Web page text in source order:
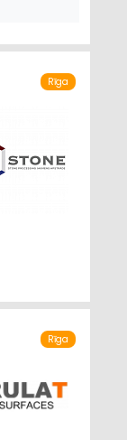
Rīga
Rīga